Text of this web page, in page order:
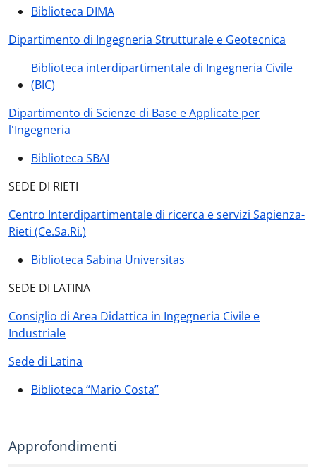
Biblioteca DIMA
Dipartimento di Ingegneria Strutturale e Geotecnica
Biblioteca interdipartimentale di Ingegneria Civile
(BIC)
Dipartimento di Scienze di Base e Applicate per
l'Ingegneria
Biblioteca SBAI
SEDE DI RIETI
Centro Interdipartimentale di ricerca e servizi Sapienza-
Rieti (Ce.Sa.Ri.)
Biblioteca Sabina Universitas
SEDE DI LATINA
Consiglio di Area Didattica in Ingegneria Civile e
Industriale
Sede di Latina
Biblioteca “Mario Costa”
Approfondimenti